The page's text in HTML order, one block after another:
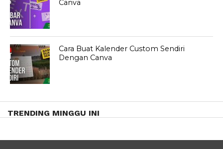
Canva
Cara Buat Kalender Custom Sendiri
Dengan Canva
TRENDING MINGGU INI